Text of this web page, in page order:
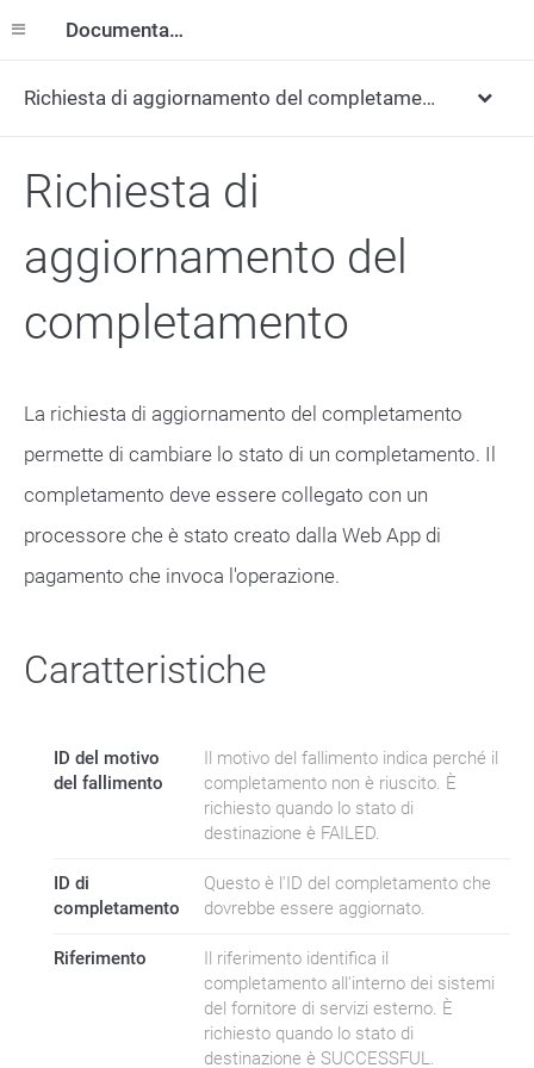
Documentazione
Richiesta di aggiornamento del completamento
Richiesta di
aggiornamento del
completamento
La richiesta di aggiornamento del completamento
permette di cambiare lo stato di un completamento. Il
completamento deve essere collegato con un
processore che è stato creato dalla Web App di
pagamento che invoca l'operazione.
Caratteristiche
ID del motivo
del fallimento
Il motivo del fallimento indica perché il
completamento non è riuscito. È
richiesto quando lo stato di
destinazione è FAILED.
ID di
completamento
Questo è l'ID del completamento che
dovrebbe essere aggiornato.
Riferimento
Il riferimento identifica il
completamento all'interno dei sistemi
del fornitore di servizi esterno. È
richiesto quando lo stato di
destinazione è SUCCESSFUL.